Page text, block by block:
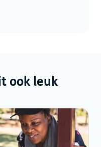
ook leuk